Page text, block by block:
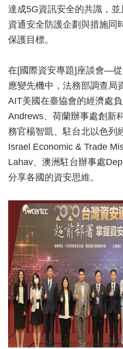
達成5G資訊安全的共識，
資通安全防護企劃與措施同
保護目標。
在[國際資安專題]座談會—
應變先機中，法務部調查局
AIT美國在臺協會的經濟處
Andrews、荷蘭辦事處創新
務官楊智凱、駐台北以色列
Israel Economic & Trade
Lahav、澳洲駐台辦事處
分享各國的資安思維。